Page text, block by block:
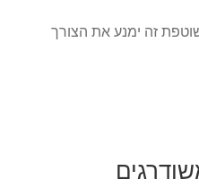
זה ימנע את הצורך